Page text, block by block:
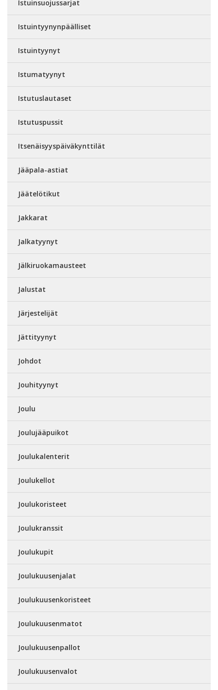
Istuinsuojussarjat
Istuintyynynpäälliset
Istuintyynyt
Istumatyynyt
Istutuslautaset
Istutuspussit
Itsenäisyyspäiväkynttilät
Jääpala-astiat
Jäätelötikut
Jakkarat
Jalkatyynyt
Jälkiruokamausteet
Jalustat
Järjestelijät
Jättityynyt
Johdot
Jouhityynyt
Joulu
Joulujääpuikot
Joulukalenterit
Joulukellot
Joulukoristeet
Joulukranssit
Joulukupit
Joulukuusenjalat
Joulukuusenkoristeet
Joulukuusenmatot
Joulukuusenpallot
Joulukuusenvalot